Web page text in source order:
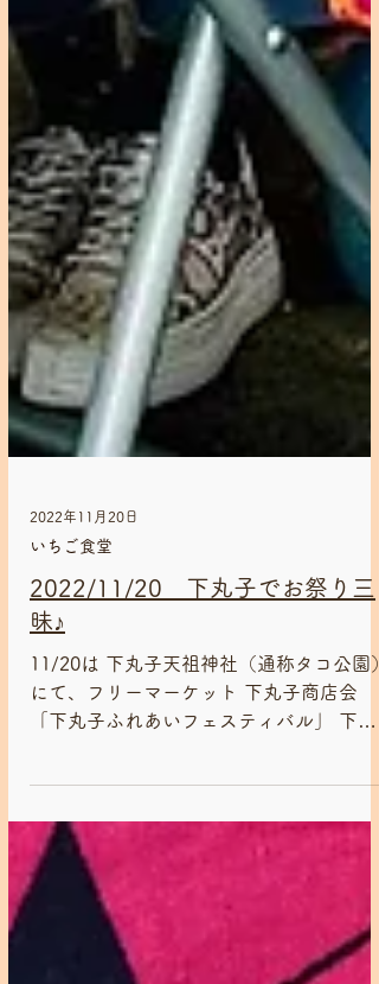
2022年11月20日
いちご食堂
2022/11/20 下丸子でお祭り三
昧♪
子商栄会「オータムフェスタ2022」 同時
開催でした！ いちご食堂(一期JAM)は海
marukoさんとのコラボの他、メンバーが
フリマ出店しました！